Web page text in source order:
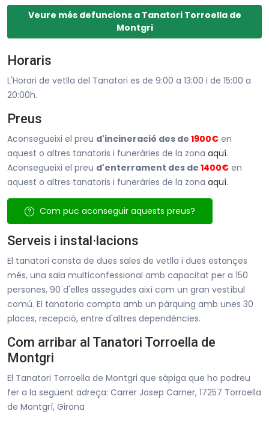
Veure més defuncions a Tanatori Torroella de
Montgri
Horaris
L'Horari de vetlla del Tanatori es de 9:00 a 13:00 i de 15:00 a
20:00h.
Preus
Aconsegueixi el preu d'incineració des de 1900€ en
aquest o altres tanatoris i funeràries de la zona aquí.
Aconsegueixi el preu d'enterrament des de 1400€ en
aquest o altres tanatoris i funeràries de la zona aquí.
Com puc aconseguir aquests preus?
Serveis i instal·lacions
El tanatori consta de dues sales de vetlla i dues estançes
més, una sala multiconfessional amb capacitat per a 150
persones, 90 d'elles assegudes així com un gran vestíbul
comú. El tanatorio compta amb un pàrquing amb unes 30
places, recepció, entre d'altres dependències.
Com arribar al Tanatori Torroella de
Montgri
El Tanatori Torroella de Montgri que sàpiga que ho podreu
fer a la següent adreça: Carrer Josep Carner, 17257 Torroella
de Montgrí, Girona